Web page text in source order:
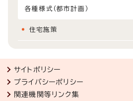
各種様式（都市計画）
住宅施策
サイトポリシー
プライバシーポリシー
関連機関等リンク集